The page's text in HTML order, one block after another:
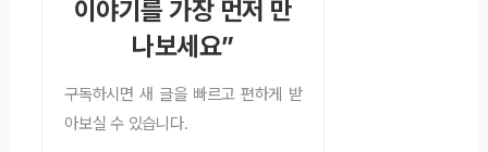
이야기를 가장 먼저 만
나보세요”
구독하시면 새 글을 빠르고 편하게 받
아보실 수 있습니다.